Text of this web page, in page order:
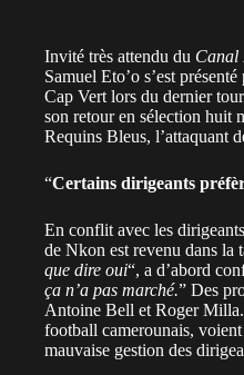
Invité très attendu du Canal
Samuel Eto’o s’est
Cap Vert lors du dernier
son retour en sélection huit
Requins Bleus, l’attaquant
“Certains dirigeants
En conflit avec les
de Nkon est revenu dans la
que dire oui“, a d’abord
ça n’a pas marché.” Des
Antoine Bell et Roger Milla.
football camerounais,
mauvaise gestion des